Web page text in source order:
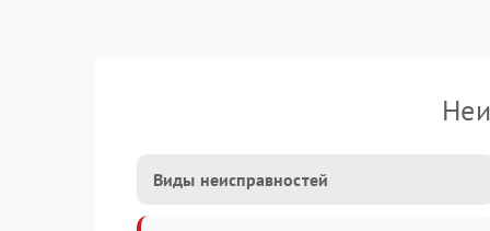
Виды неисправностей